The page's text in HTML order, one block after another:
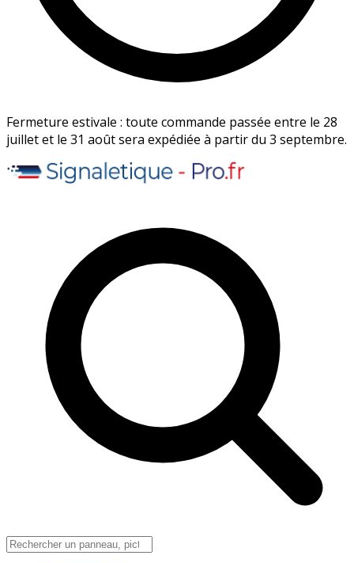
Fermeture estivale : toute commande passée entre le 28
juillet et le 31 août sera expédiée à partir du 3 septembre.